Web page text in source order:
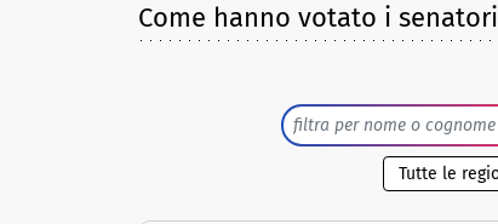
Come hanno votato i senatori